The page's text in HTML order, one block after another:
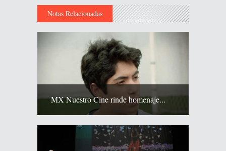
Notas Relacionadas
MX Nuestro Cine rinde homenaje...